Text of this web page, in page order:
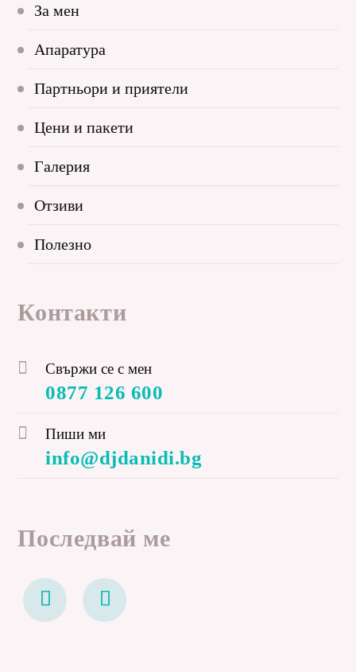
За мен
Апаратура
Партньори и приятели
Цени и пакети
Галерия
Отзиви
Полезно
Контакти
Свържи се с мен
0877 126 600
Пиши ми
info@djdanidi.bg